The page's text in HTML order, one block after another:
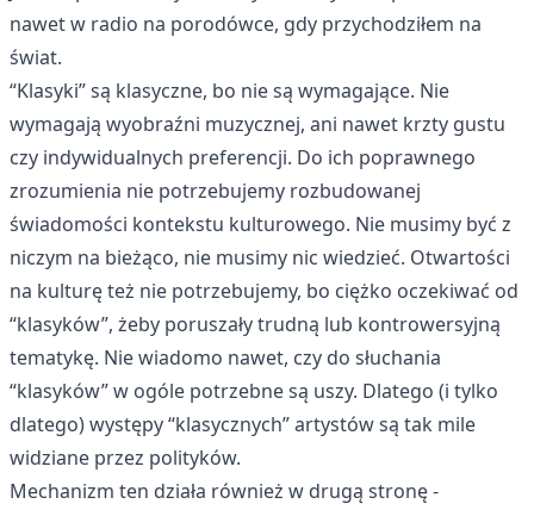
nawet w radio na porodówce, gdy przychodziłem na
świat.
“Klasyki” są klasyczne, bo nie są wymagające. Nie
wymagają wyobraźni muzycznej, ani nawet krzty gustu
czy indywidualnych preferencji. Do ich poprawnego
zrozumienia nie potrzebujemy rozbudowanej
świadomości kontekstu kulturowego. Nie musimy być z
niczym na bieżąco, nie musimy nic wiedzieć. Otwartości
na kulturę też nie potrzebujemy, bo ciężko oczekiwać od
“klasyków”, żeby poruszały trudną lub kontrowersyjną
tematykę. Nie wiadomo nawet, czy do słuchania
“klasyków” w ogóle potrzebne są uszy. Dlatego (i tylko
dlatego) występy “klasycznych” artystów są tak mile
widziane przez polityków.
Mechanizm ten działa również w drugą stronę -